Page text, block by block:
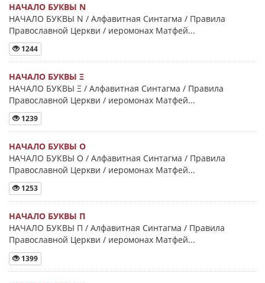
НАЧАЛО БУКВЫ Ν
НАЧАЛО БУКВЫ Ν / Алфавитная Синтагма / Правила
Православной Церкви / иеромонах Матфей...
1244
НАЧАЛО БУКВЫ Ξ
НАЧАЛО БУКВЫ Ξ / Алфавитная Синтагма / Правила
Православной Церкви / иеромонах Матфей...
1239
НАЧАЛО БУКВЫ Ο
НАЧАЛО БУКВЫ Ο / Алфавитная Синтагма / Правила
Православной Церкви / иеромонах Матфей...
1253
НАЧАЛО БУКВЫ Π
НАЧАЛО БУКВЫ Π / Алфавитная Синтагма / Правила
Православной Церкви / иеромонах Матфей...
1399